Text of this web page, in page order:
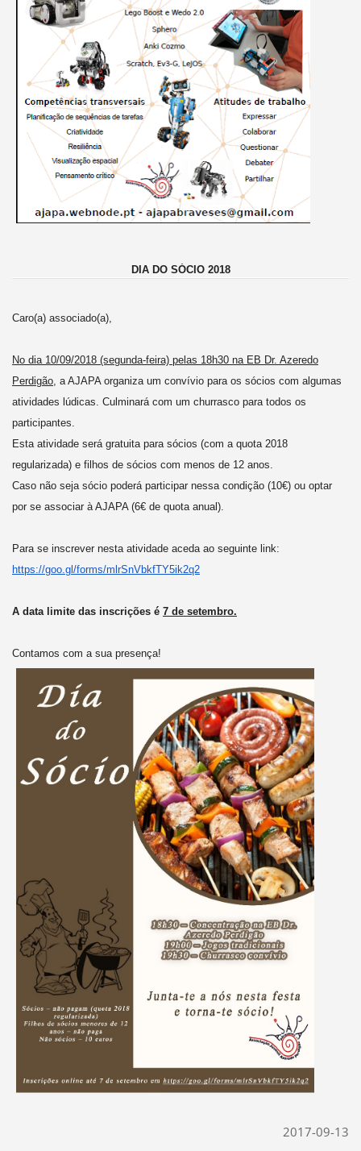
DIA DO SÓCIO 2018
Caro(a) associado(a),
No dia 10/09/2018 (segunda-feira) pelas 18h30 na EB Dr. Azeredo
Perdigão, a AJAPA organiza um convívio para os sócios com algumas
atividades lúdicas. Culminará com um churrasco para todos os
participantes.
Esta atividade será gratuita para sócios (com a quota 2018
regularizada) e filhos de sócios com menos de 12 anos.
Caso não seja sócio poderá participar nessa condição (10€) ou optar
por se associar à AJAPA (6€ de quota anual).
Para se inscrever nesta atividade aceda ao seguinte link:
https://goo.gl/forms/mlrSnVbkfTY5ik2q2
A data limite das inscrições é 7 de setembro.
Contamos com a sua presença!
2017-09-13